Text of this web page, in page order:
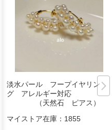
淡水パール フープイヤリン
グ アレルギー対応
（天然石 ピアス）
マイストア在庫： 1855